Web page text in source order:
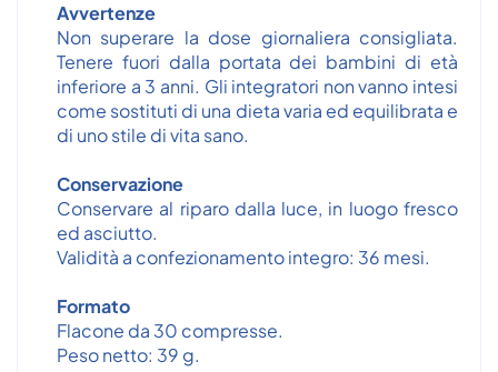
Avvertenze
Non superare la dose giornaliera consigliata.
Tenere fuori dalla portata dei bambini di età
inferiore a 3 anni. Gli integratori non vanno intesi
come sostituti di una dieta varia ed equilibrata e
di uno stile di vita sano.
Conservazione
Conservare al riparo dalla luce, in luogo fresco
ed asciutto.
Validità a confezionamento integro: 36 mesi.
Formato
Flacone da 30 compresse.
Peso netto: 39 g.